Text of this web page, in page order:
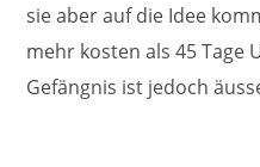
sie aber auf die Idee
mehr kosten als 45 Tage
Gefängnis ist jedoch